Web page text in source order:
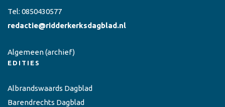
Tel: 0850430577
redactie@ridderkerksdagblad.nl
Algemeen(archief)
EDITIES
Albrandswaards Dagblad
Barendrechts Dagblad